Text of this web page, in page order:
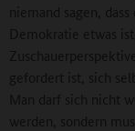
niemand sagen,
Demokratie etwas
gefordert ist, sich
Man darf sich nicht
werden, sondern